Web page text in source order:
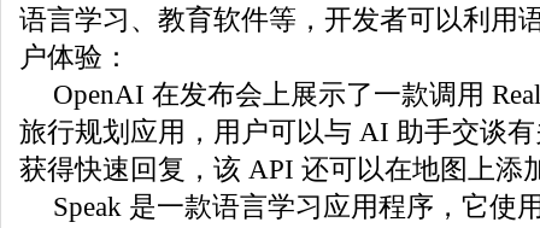
语言学习、教育软件等，开发者可以利用
户体验：
OpenAI 在发布会上展示了一款调用
旅行规划应用，用户可以与 AI 助手交谈
获得快速回复，该 API 还可以在地图上添
Speak 是一款语言学习应用程序，它使